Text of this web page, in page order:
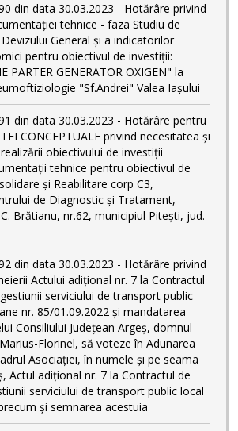
din data 30.03.2023 - Hotărâre privind
tehnice - faza Studiu de
General și a indicatorilor
pentru obiectivul de investiții:
PARTER GENERATOR OXIGEN" la
"Sf.Andrei" Valea Iașului
din data 30.03.2023 - Hotărâre pentru
CONCEPTUALE privind necesitatea și
obiectivului de investiții
tehnice pentru obiectivul de
și Reabilitare corp C3,
de Diagnostic și Tratament,
Brătianu, nr.62, municipiul Pitești, jud.
din data 30.03.2023 - Hotărâre privind
Actului adițional nr. 7 la Contractul
serviciului de transport public
nr. 85/01.09.2022 și mandatarea
Consiliului Județean Argeș, domnul
Florinel, să voteze în Adunarea
Asociației, în numele și pe seama
Actul adițional nr. 7 la Contractul de
serviciului de transport public local
și semnarea acestuia